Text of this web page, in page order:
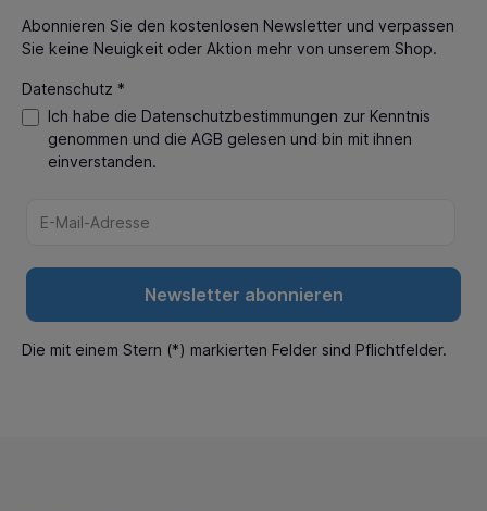
Abonnieren Sie den kostenlosen Newsletter und verpassen
Sie keine Neuigkeit oder Aktion mehr von unserem Shop.
Datenschutz *
Ich habe die Datenschutzbestimmungen zur Kenntnis
genommen und die AGB gelesen und bin mit ihnen
einverstanden.
Newsletter abonnieren
Die mit einem Stern (*) markierten Felder sind Pflichtfelder.